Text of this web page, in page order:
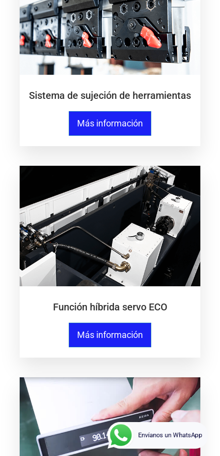
Sistema de sujeción de herramientas
Más información
Función híbrida servo ECO
Más información
Envíanos un WhatsApp